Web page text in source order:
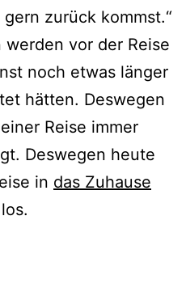
zurück kommst.“
vor der Reise
noch etwas länger
hätten. Deswegen
Reise immer
Deswegen heute
in das Zuhause